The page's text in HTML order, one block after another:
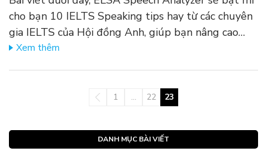
cho bạn 10 IELTS Speaking tips hay từ các chuyên
gia IELTS của Hội đồng Anh, giúp bạn nâng cao…
Xem thêm
1 … 22 23
DANH MỤC BÀI VIẾT